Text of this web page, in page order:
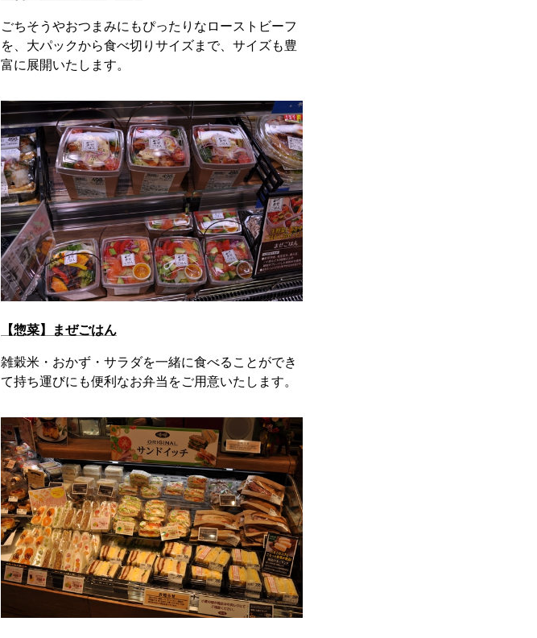
ごちそうやおつまみにもぴったりなローストビーフ
を、大パックから食べ切りサイズまで、サイズも豊
富に展開いたします。
【惣菜】まぜごはん
雑穀米・おかず・サラダを一緒に食べることができ
て持ち運びにも便利なお弁当をご用意いたします。